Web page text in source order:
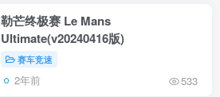
勒芒终极赛 Le Mans
Ultimate(v20240416版)
赛车竞速
2年前 533